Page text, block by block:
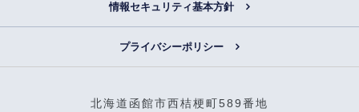
情報セキュリティ基本方針
プライバシーポリシー
北海道函館市西桔梗町589番地